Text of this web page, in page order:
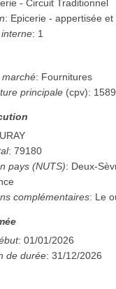
- Circuit Traditionnel
: Epicerie - appertisée
: 1
: Fournitures
principale (cpv):
:79180
pays (NUTS): Deux-
complémentaires: Le
:01/01/2026
de durée:31/12/2026